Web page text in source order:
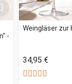
-
Weingläser zur
34,95 €